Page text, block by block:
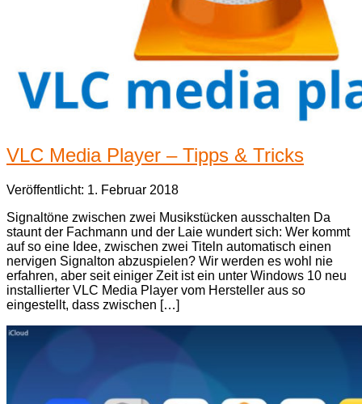
VLC Media Player – Tipps & Tricks
Veröffentlicht: 1. Februar 2018
Signaltöne zwischen zwei Musikstücken ausschalten Da
staunt der Fachmann und der Laie wundert sich: Wer kommt
auf so eine Idee, zwischen zwei Titeln automatisch einen
nervigen Signalton abzuspielen? Wir werden es wohl nie
erfahren, aber seit einiger Zeit ist ein unter Windows 10 neu
installierter VLC Media Player vom Hersteller aus so
eingestellt, dass zwischen […]